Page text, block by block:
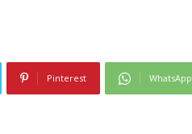
Pinterest WhatsApp